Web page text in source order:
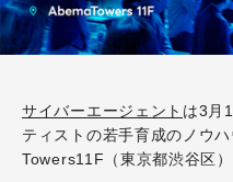
サイバーエージェント は3月
ティストの若手育成のノウ
Towers11F（東京都渋谷区）